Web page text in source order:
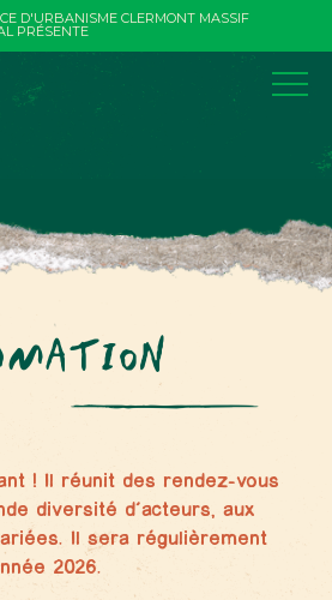
D'URBANISME CLERMONT MASSIF
PRÉSENTE
! Il réunit des rendez-vous
diversité d’acteurs, aux
Il sera régulièrement
2026.